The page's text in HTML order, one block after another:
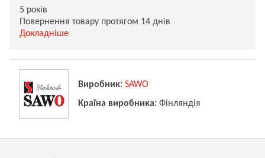
5 років
Повернення товару протягом 14 днів
Докладніше
Виробник: SAWO
Країна виробника: Фінляндія